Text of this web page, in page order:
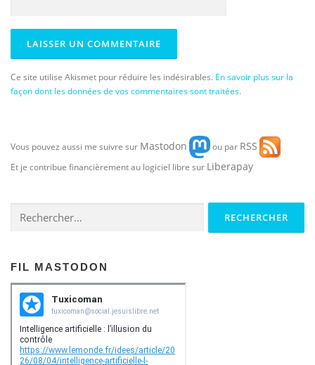
Ce site utilise Akismet pour réduire les indésirables. En savoir plus sur la
façon dont les données de vos commentaires sont traitées.
Vous pouvez aussi me suivre sur Mastodon ou par RSS
Et je contribue financièrement au logiciel libre sur Liberapay
FIL MASTODON